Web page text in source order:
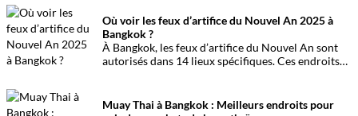
Où voir les feux d’artifice du Nouvel An 2025 à
Bangkok ?
À Bangkok, les feux d’artifice du Nouvel An sont
autorisés dans 14 lieux spécifiques. Ces endroits
Muay Thai à Bangkok : Meilleurs endroits pour